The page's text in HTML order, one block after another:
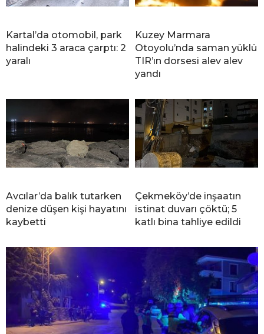
Kartal’da otomobil, park
halindeki 3 araca çarptı: 2
yaralı
Kuzey Marmara
Otoyolu’nda saman yüklü
TIR’ın dorsesi alev alev
yandı
Avcılar’da balık tutarken
denize düşen kişi hayatını
kaybetti
Çekmeköy’de inşaatın
istinat duvarı çöktü; 5
katlı bina tahliye edildi